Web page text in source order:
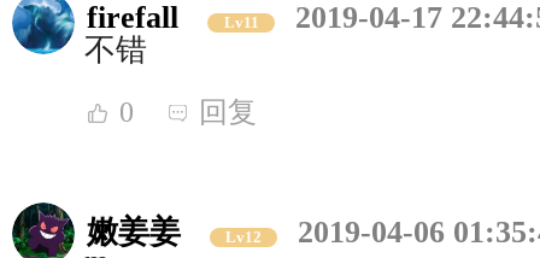
firefall Lv11
2019-04-17
不错
0 回复
嫩姜姜 Lv12
2019-04-06